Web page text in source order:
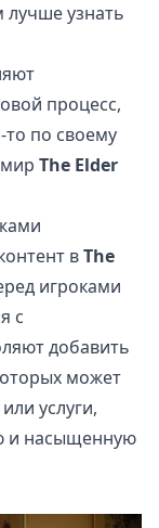
лучше узнать
процесс,
то по своему
The Elder
вThe
игроками
с
добавить
может
услуги,
и насыщенную